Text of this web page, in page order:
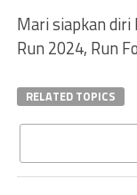
Mari siapkan
Run 2024, Run
RELATED TOPICS